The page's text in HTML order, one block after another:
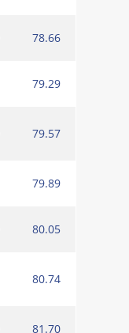
78.66
79.29
79.57
79.89
80.05
80.74
81.70